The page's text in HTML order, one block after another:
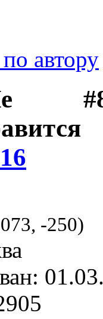
автору
, -250)